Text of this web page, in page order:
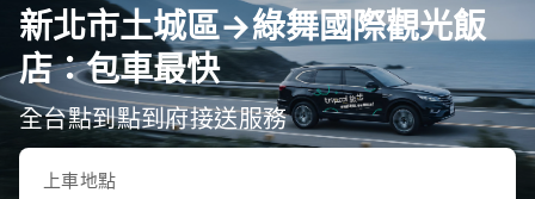
新北市土城區→綠舞國際觀光飯
店：包車最快
全台點到點到府接送服務
上車地點